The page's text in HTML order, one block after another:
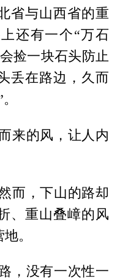
省与山西省的重
还有一个“万石
捡一块石头防止
丢在路边，久而
来的风，让人内
而，下山的路却
、重山叠嶂的风
。
，没有一次性一